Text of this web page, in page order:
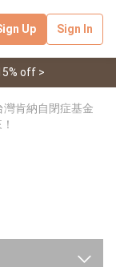
Up Sign In
off >
灣肯納自閉症基金